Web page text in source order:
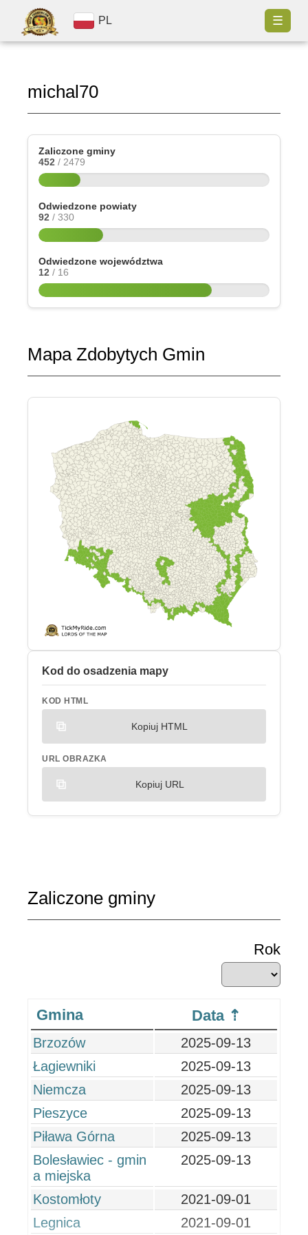
PL ☰
michal70
Zaliczone gminy
452 / 2479
Odwiedzone powiaty
92 / 330
Odwiedzone województwa
12 / 16
Mapa Zdobytych Gmin
Kod do osadzenia mapy
KOD HTML
Kopiuj HTML
URL OBRAZKA
Kopiuj URL
Zaliczone gminy
Rok
Gmina Data
Brzozów
2025-09-13
Łagiewniki
2025-09-13
Niemcza
2025-09-13
Pieszyce
2025-09-13
Piława Górna
2025-09-13
Bolesławiec - gmin
a miejska
2025-09-13
Kostomłoty
2021-09-01
Legnica
2021-09-01